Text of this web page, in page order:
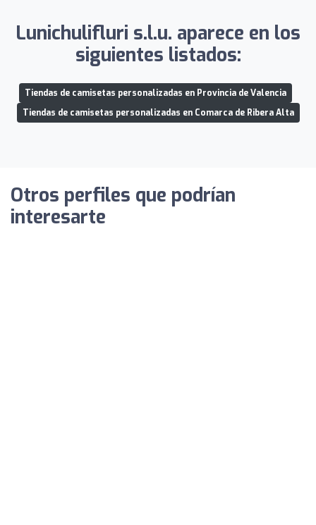
Lunichulifluri s.l.u. aparece en los
siguientes listados:
Tiendas de camisetas personalizadas en Provincia de Valencia
Tiendas de camisetas personalizadas en Comarca de Ribera Alta
Otros perfiles que podrían
interesarte